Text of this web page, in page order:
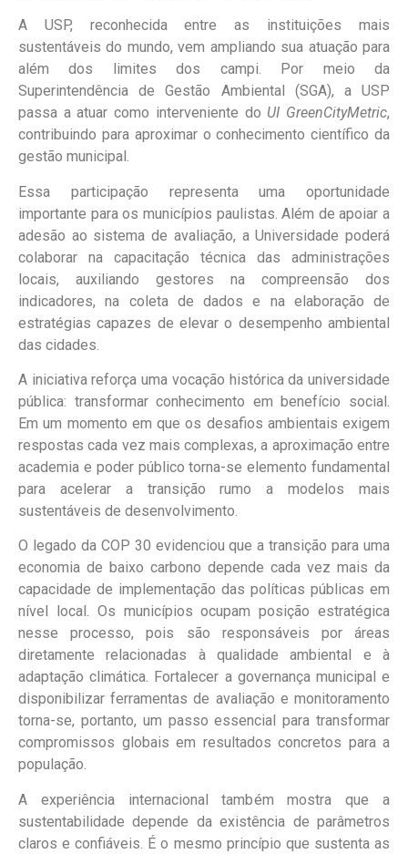
A USP, reconhecida entre as instituições mais
sustentáveis do mundo, vem ampliando sua atuação para
além dos limites dos campi. Por meio da
Superintendência de Gestão Ambiental (SGA), a USP
passa a atuar como interveniente do UI GreenCityMetric,
contribuindo para aproximar o conhecimento científico da
gestão municipal.
Essa participação representa uma oportunidade
importante para os municípios paulistas. Além de apoiar a
adesão ao sistema de avaliação, a Universidade poderá
colaborar na capacitação técnica das administrações
locais, auxiliando gestores na compreensão dos
indicadores, na coleta de dados e na elaboração de
estratégias capazes de elevar o desempenho ambiental
das cidades.
A iniciativa reforça uma vocação histórica da universidade
pública: transformar conhecimento em benefício social.
Em um momento em que os desafios ambientais exigem
respostas cada vez mais complexas, a aproximação entre
academia e poder público torna-se elemento fundamental
para acelerar a transição rumo a modelos mais
sustentáveis de desenvolvimento.
O legado da COP 30 evidenciou que a transição para uma
economia de baixo carbono depende cada vez mais da
capacidade de implementação das políticas públicas em
nível local. Os municípios ocupam posição estratégica
nesse processo, pois são responsáveis por áreas
diretamente relacionadas à qualidade ambiental e à
adaptação climática. Fortalecer a governança municipal e
disponibilizar ferramentas de avaliação e monitoramento
torna-se, portanto, um passo essencial para transformar
compromissos globais em resultados concretos para a
população.
A experiência internacional também mostra que a
sustentabilidade depende da existência de parâmetros
claros e confiáveis. É o mesmo princípio que sustenta as